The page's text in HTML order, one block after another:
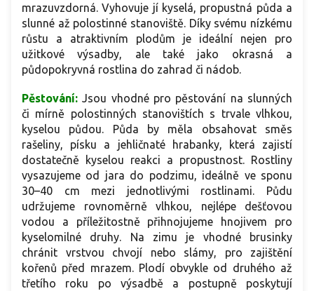
mrazuvzdorná. Vyhovuje jí kyselá, propustná půda a
slunné až polostinné stanoviště. Díky svému nízkému
růstu a atraktivním plodům je ideální nejen pro
užitkové výsadby, ale také jako okrasná a
půdopokryvná rostlina do zahrad či nádob.
Pěstování: Jsou vhodné pro pěstování na slunných
či mírně polostinných stanovištích s trvale vlhkou,
kyselou půdou. Půda by měla obsahovat směs
rašeliny, písku a jehličnaté hrabanky, která zajistí
dostatečně kyselou reakci a propustnost. Rostliny
vysazujeme od jara do podzimu, ideálně ve sponu
30–40 cm mezi jednotlivými rostlinami. Půdu
udržujeme rovnoměrně vlhkou, nejlépe dešťovou
vodou a příležitostně přihnojujeme hnojivem pro
kyselomilné druhy. Na zimu je vhodné brusinky
chránit vrstvou chvojí nebo slámy, pro zajištění
kořenů před mrazem. Plodí obvykle od druhého až
třetího roku po výsadbě a postupně poskytují